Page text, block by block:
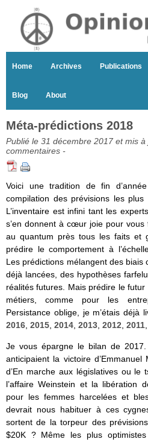
Home Archives Publications
Blog About
Méta-prédictions 2018
Publié le 31 décembre 2017 et mis
commentaires -
Voici une tradition de fin
compilation des prévisions les plus
L’inventaire est infini tant les
s’en donnent à cœur joie pour vous
au quantum près tous les faits et
prédire le comportement à
Les prédictions mélangent des biais
déjà lancées, des hypothèses
réalités futures. Mais prédire le
métiers, comme pour les
Persistance oblige, je m’étais déjà
2016 2015 2014 2013 2012 2011
Je vous épargne le bilan de
anticipaient la victoire
d’En marche aux législatives ou le
l’affaire Weinstein et la libération
pour les femmes harcelées et
devrait nous habituer à ces
sortent de la torpeur des
$20K ? Même les plus